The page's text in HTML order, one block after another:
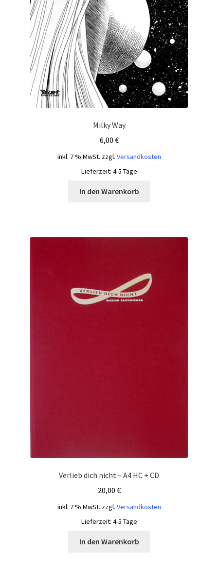
Milky Way
6,00 €
inkl. 7 % MwSt. zzgl. Versandkosten
Lieferzeit: 4-5 Tage
In den Warenkorb
Verlieb dich nicht – A4 HC + CD
20,00 €
inkl. 7 % MwSt. zzgl. Versandkosten
Lieferzeit: 4-5 Tage
In den Warenkorb